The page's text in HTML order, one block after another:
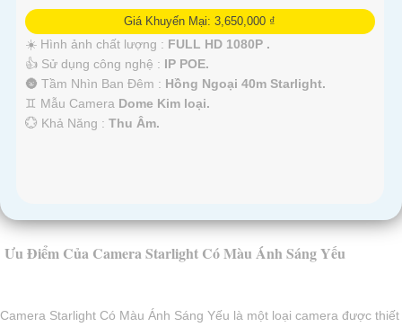
Giá Khuyến Mại: 3,650,000 ₫
☀️ Hình ảnh chất lượng : FULL HD 1080P .
👍 Sử dụng công nghệ : IP POE.
🌚 Tầm Nhìn Ban Đêm : Hồng Ngoại 40m Starlight.
♊ Mẫu Camera Dome Kim loại.
️💮 Khả Năng : Thu Âm.
Ưu Điểm Của Camera Starlight Có Màu Ánh Sáng Yếu
Camera Starlight Có Màu Ánh Sáng Yếu là một loại camera được thiết